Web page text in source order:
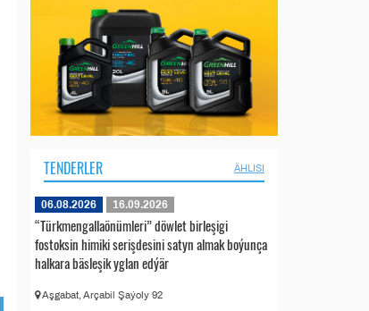
TENDERLER ÄHLISI
06.08.2026 16.09.2026
“Türkmengallaönümleri” döwlet birleşigi
fostoksin himiki serişdesini satyn almak boýunça
halkara bäsleşik yglan edýär
Aşgabat, Arçabil Şaýoly 92